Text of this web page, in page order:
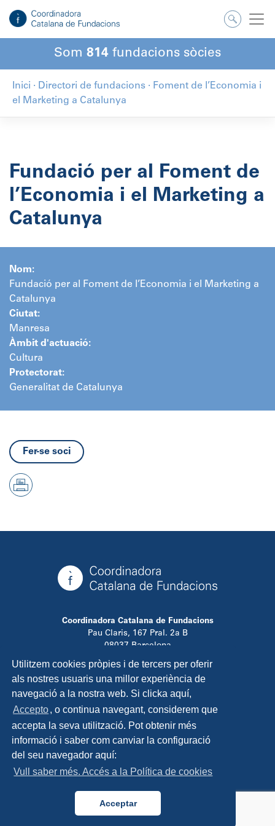
Utilitzem cookies pròpies i de tercers per oferir
als nostres usuaris una millor experiència de
navegació a la nostra web. Si clicka aquí,
Accepto, o continua navegant, considerem que
accepta la seva utilització. Pot obtenir més
informació i saber com canviar la configuració
del seu navegador aquí:
Vull saber més. Accés a la Política de cookies
Acceptar
contingut
Som 814 fundacions sòcies
Inici · Directori de fundacions · Foment de l’Economia i
el Marketing a Catalunya
Fundació per al Foment de
l’Economia i el Marketing a
Catalunya
Nom:
Fundació per al Foment de l’Economia i el Marketing a
Catalunya
Ciutat:
Manresa
Àmbit d'actuació:
Cultura
Protectorat:
Generalitat de Catalunya
Fer-se soci
Coordinadora Catalana de Fundacions
Pau Claris, 167 Pral. 2a B
08037 Barcelona
T. 934 881 480
info@ccfundacions.cat
Contacta
Política de privadesa
Política de cookies